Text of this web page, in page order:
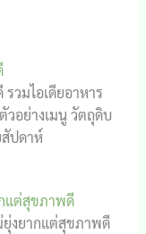
วมไอเดียอาหาร
วอย่างเมนู วัตถุดิบ
ปดาห์
แต่สุขภาพดี
ยุ่งยากแต่สุขภาพดี